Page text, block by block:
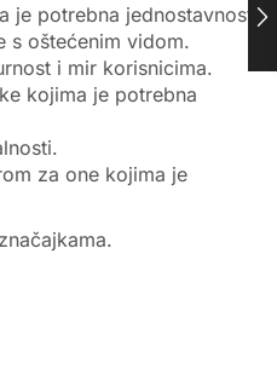
je potrebna jednostavnost.
s oštećenim vidom.
i mir korisnicima.
kojima je potrebna
za one kojima je